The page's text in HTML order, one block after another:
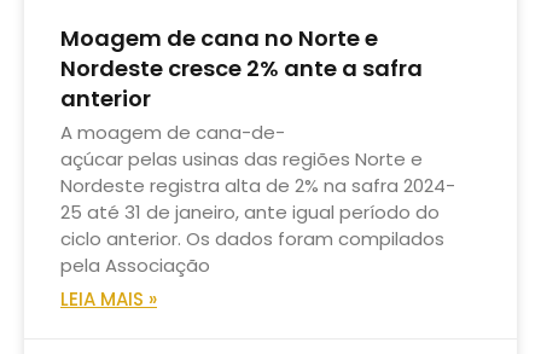
Moagem de cana no Norte e
Nordeste cresce 2% ante a safra
anterior
A moagem de cana-de-
açúcar pelas usinas das regiões Norte e
Nordeste registra alta de 2% na safra 2024-
25 até 31 de janeiro, ante igual período do
ciclo anterior. Os dados foram compilados
pela Associação
LEIA MAIS »